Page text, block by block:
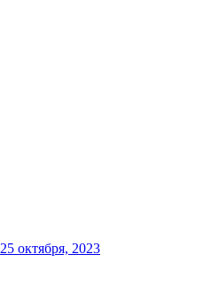
25 октября, 2023